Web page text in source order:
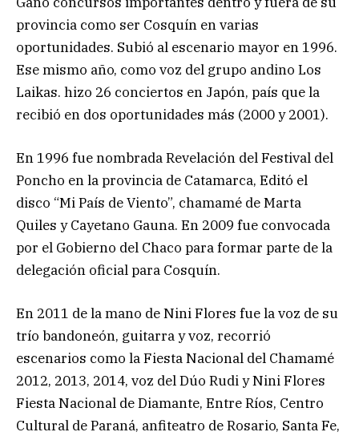
provincia como ser Cosquín en varias
oportunidades. Subió al escenario mayor en 1996.
Ese mismo año, como voz del grupo andino Los
Laikas. hizo 26 conciertos en Japón, país que la
recibió en dos oportunidades más (2000 y 2001).
En 1996 fue nombrada Revelación del Festival del
Poncho en la provincia de Catamarca, Editó el
disco “Mi País de Viento”, chamamé de Marta
Quiles y Cayetano Gauna. En 2009 fue convocada
por el Gobierno del Chaco para formar parte de la
delegación oficial para Cosquín.
En 2011 de la mano de Nini Flores fue la voz de su
trío bandoneón, guitarra y voz, recorrió
escenarios como la Fiesta Nacional del Chamamé
2012, 2013, 2014, voz del Dúo Rudi y Nini Flores
Fiesta Nacional de Diamante, Entre Ríos, Centro
Cultural de Paraná, anfiteatro de Rosario, Santa Fe,